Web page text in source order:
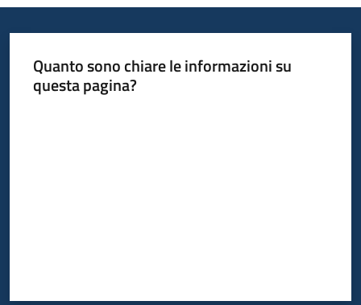
Quanto sono chiare le informazioni su
questa pagina?